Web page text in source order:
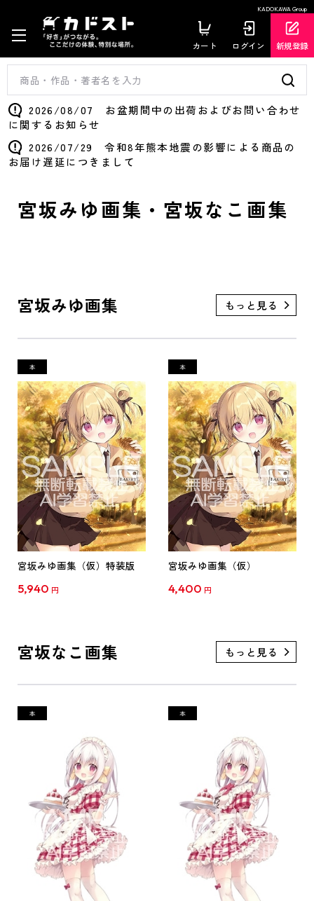
KADOKAWA Group
カート ログイン 新規登録
2026/08/07 お盆期間中の出荷およびお問い合わせ
に関するお知らせ
2026/07/29 令和8年熊本地震の影響による商品の
お届け遅延につきまして
宮坂みゆ画集・宮坂なこ画集
宮坂みゆ画集
宮坂みゆ画集（仮）特装版
5,940 円
宮坂みゆ画集（仮）
4,400 円
宮坂なこ画集